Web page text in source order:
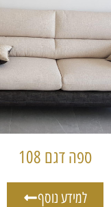
ספה דגם 108
למידע נוסף